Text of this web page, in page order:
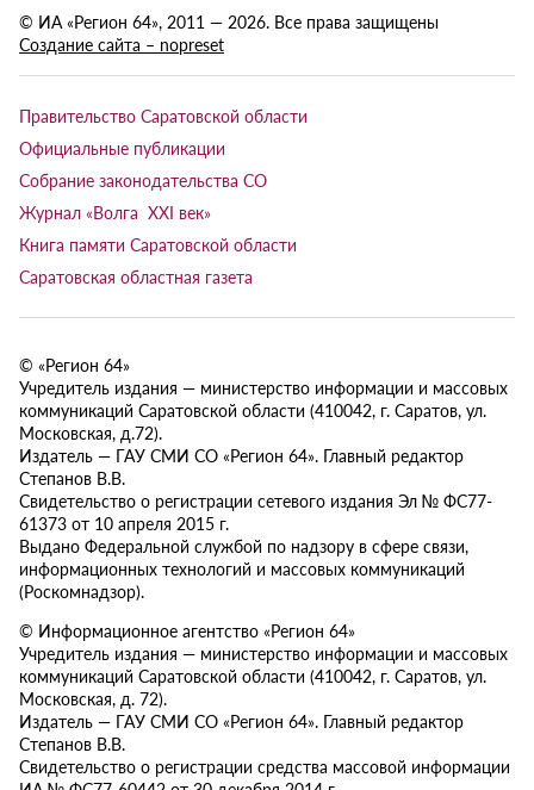
© ИА «Регион 64», 2011 — 2026. Все права защищены
Создание сайта – nopreset
Правительство Саратовской области
Официальные публикации
Собрание законодательства СО
Журнал «Волга XXI век»
Книга памяти Саратовской области
Саратовская областная газета
© «Регион 64»
Учредитель издания — министерство информации и массовых
коммуникаций Саратовской области (410042, г. Саратов, ул.
Московская, д.72).
Издатель — ГАУ СМИ СО «Регион 64». Главный редактор
Степанов В.В.
Свидетельство о регистрации сетевого издания Эл № ФС77-
61373 от 10 апреля 2015 г.
Выдано Федеральной службой по надзору в сфере связи,
информационных технологий и массовых коммуникаций
(Роскомнадзор).
© Информационное агентство «Регион 64»
Учредитель издания — министерство информации и массовых
коммуникаций Саратовской области (410042, г. Саратов, ул.
Московская, д. 72).
Издатель — ГАУ СМИ СО «Регион 64». Главный редактор
Степанов В.В.
Свидетельство о регистрации средства массовой информации